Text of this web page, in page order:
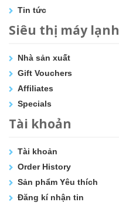
Tin tức
Siêu thị máy lạnh
Nhà sản xuất
Gift Vouchers
Affiliates
Specials
Tài khoản
Tài khoản
Order History
Sản phẩm Yêu thích
Đăng kí nhận tin